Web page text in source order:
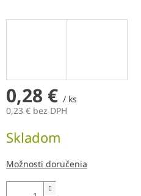
0,28 € / ks
0,23 € bez DPH
cena:
Skladom
Možnosti doručenia